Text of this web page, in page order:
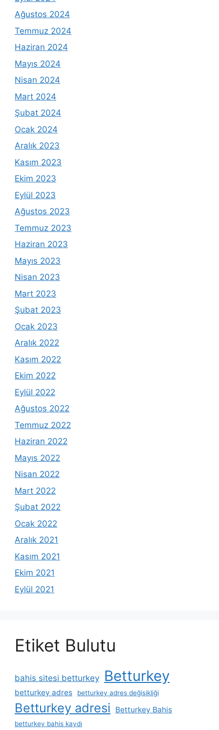
Ağustos 2024
Temmuz 2024
Haziran 2024
Mayıs 2024
Nisan 2024
Mart 2024
Şubat 2024
Ocak 2024
Aralık 2023
Kasım 2023
Ekim 2023
Eylül 2023
Ağustos 2023
Temmuz 2023
Haziran 2023
Mayıs 2023
Nisan 2023
Mart 2023
Şubat 2023
Ocak 2023
Aralık 2022
Kasım 2022
Ekim 2022
Eylül 2022
Ağustos 2022
Temmuz 2022
Haziran 2022
Mayıs 2022
Nisan 2022
Mart 2022
Şubat 2022
Ocak 2022
Aralık 2021
Kasım 2021
Ekim 2021
Eylül 2021
Etiket Bulutu
bahis sitesi betturkey Betturkey
betturkey adres betturkey adres değişikliği
Betturkey adresi Betturkey Bahis
betturkey bahis kaydı